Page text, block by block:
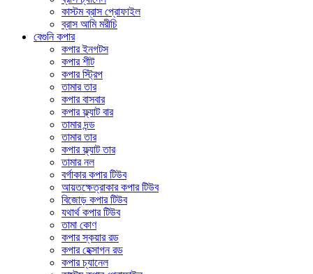
কাস্টম ব্রাস প্রোফাইল
ব্রাস আমি মরীচি
বেগুনি কপার
কপার ইনগটস
কপার শীট
কপার স্ট্রিপ
তামার তার
কপার বাসবার
কপার ফ্ল্যাট বার
তামার দন্ড
তামার তার
কপার ফ্ল্যাট তার
তামার নল
বর্গাকার কপার টিউব
আয়তক্ষেত্রাকার কপার টিউব
বিজোড় কপার টিউব
যথার্থ কপার টিউব
তামা কোণ
কপার স্কয়ার রড
কপার হেক্সাগন রড
কপার চ্যানেল